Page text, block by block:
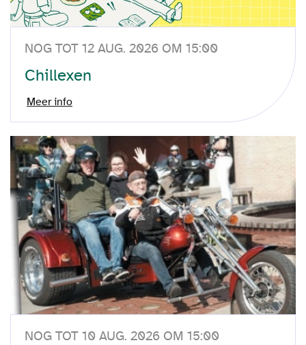
NOG TOT 12 AUG. 2026 OM 15:00
Chillexen
Meer info
NOG TOT 10 AUG. 2026 OM 15:00